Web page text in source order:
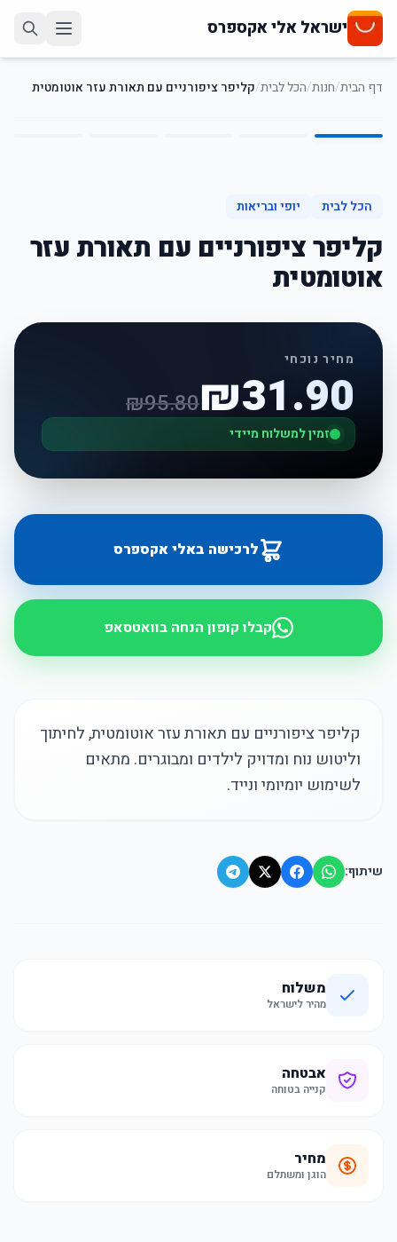
ישראל אלי אקספרס
דף הבית/חנות/הכל לבית/קליפר ציפורניים עם תאורת עזר אוטומטית
1
/
5
הכל לבית יופי ובריאות
קליפר ציפורניים עם תאורת עזר
אוטומטית
מחיר נוכחי
₪31.90
₪95.80
זמין למשלוח מיידי
לרכישה באלי אקספרס
קבלו קופון הנחה בוואטסאפ
קליפר ציפורניים עם תאורת עזר אוטומטית, לחיתוך
וליטוש נוח ומדויק לילדים ומבוגרים. מתאים
לשימוש יומיומי ונייד.
שיתוף:
משלוח
מהיר לישראל
אבטחה
קנייה בטוחה
מחיר
הוגן ומשתלם